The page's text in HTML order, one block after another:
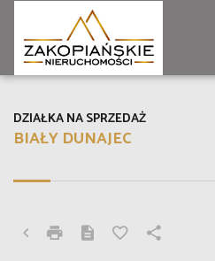
BIAŁY DUNAJEC
DZIAŁKA NA SPRZEDAŻ